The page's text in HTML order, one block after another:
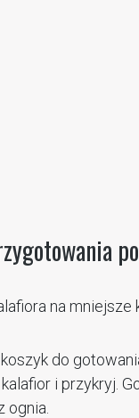
na mniejsze
do
kalafior i przykryj.
ognia.